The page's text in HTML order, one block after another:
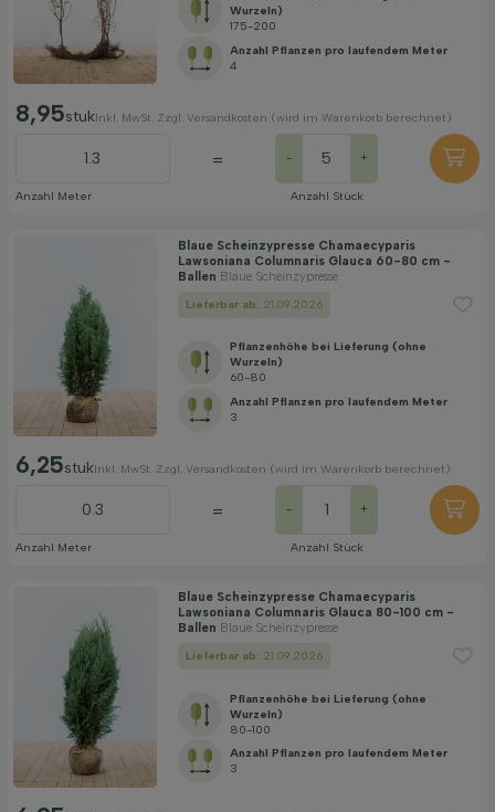
Wurzeln)
175-200
Anzahl Pflanzen pro laufendem Meter
4
8,95stukInkl. MwSt. Zzgl. Versandkosten (wird im Warenkorb berechnet)
Anzahl Meter
= - +
Anzahl Stück
Blaue Scheinzypresse Chamaecyparis
Lawsoniana Columnaris Glauca 60-80 cm -
Ballen Blaue Scheinzypresse
Lieferbar ab: 21.09.2026
Pflanzenhöhe bei Lieferung (ohne
Wurzeln)
60-80
Anzahl Pflanzen pro laufendem Meter
3
6,25stukInkl. MwSt. Zzgl. Versandkosten (wird im Warenkorb berechnet)
Anzahl Meter
= - +
Anzahl Stück
Blaue Scheinzypresse Chamaecyparis
Lawsoniana Columnaris Glauca 80-100 cm -
Ballen Blaue Scheinzypresse
Lieferbar ab: 21.09.2026
Pflanzenhöhe bei Lieferung (ohne
Wurzeln)
80-100
Anzahl Pflanzen pro laufendem Meter
3